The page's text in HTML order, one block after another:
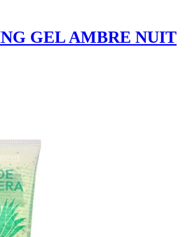
GEL AMBRE NUIT